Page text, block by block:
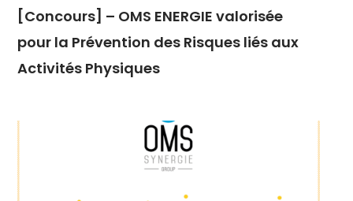
[Concours] – OMS ENERGIE valorisée
pour la Prévention des Risques liés aux
Activités Physiques